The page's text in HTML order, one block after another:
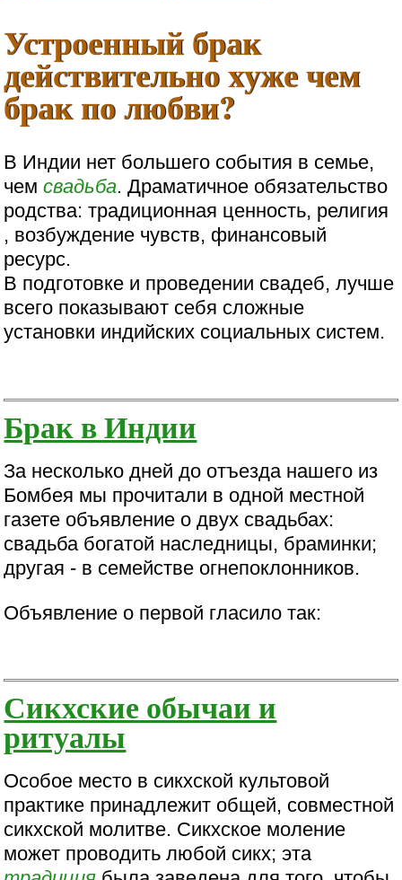
Устроенный брак
действительно xуже чем
брак по любви?
В Индии нет большего события в семье,
чемсвадьба. Драматичное обязательство
родства: традиционная ценность, религия
, возбуждение чувств, финансовый
ресурс.
В подготовке и проведении свадеб, лучше
всего показывают себя сложные
установки индийских социальных систем.
Брак в Индии
За несколько дней до отъезда нашего из
Бомбея мы прочитали в одной местной
газете объявление о двух свадьбах:
свадьба богатой наследницы, браминки;
другая - в семействе огнепоклонников.
Объявление о первой гласило так:
Сикхские обычаи и
ритуалы
Особое место в сикхской культовой
практике принадлежит общей, совместной
сикхской молитве. Сикхское моление
может проводить любой сикх; эта